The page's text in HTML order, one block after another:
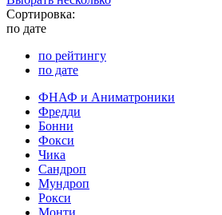
Сортировка:
по дате
по рейтингу
по дате
ФНАФ и Аниматроники
Фредди
Бонни
Фокси
Чика
Сандроп
Мундроп
Рокси
Монти